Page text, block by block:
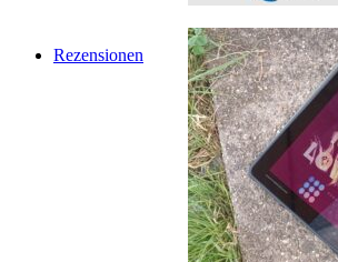
Rezensionen